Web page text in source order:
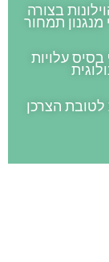
בצורה
תמחור
עלויות
הצרכן